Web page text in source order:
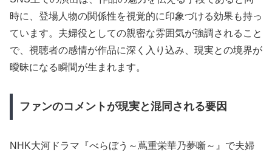
時に、登場人物の関係性を視覚的に印象づける効果も持っ
ています。夫婦役としての親密な雰囲気が強調されること
で、視聴者の感情が作品に深く入り込み、現実との境界が
曖昧になる瞬間が生まれます。
ファンのコメントが現実と混同される要因
NHK大河ドラマ『べらぼう～蔦重栄華乃夢噺～』で夫婦